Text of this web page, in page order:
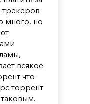
трекеров
много, но
всякое
что-
торрент